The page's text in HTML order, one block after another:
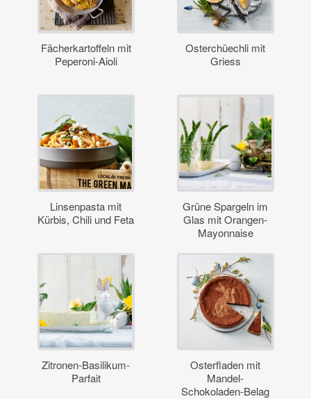
Fächerkartoffeln mit
Peperoni-Aioli
Osterchüechli mit
Griess
Linsenpasta mit
Kürbis, Chili und Feta
Grüne Spargeln im
Glas mit Orangen-
Mayonnaise
Zitronen-Basilikum-
Parfait
Osterfladen mit
Mandel-
Schokoladen-Belag